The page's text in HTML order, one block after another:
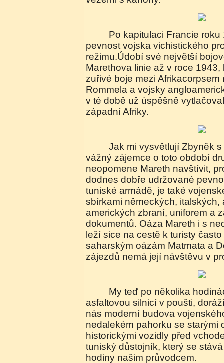
Po kapitulaci Francie roku 1940 převzala
pevnost vojska vichistického
režimu.Údobí své největší
Marethova linie až v roce
zuřivé boje mezi Afrikacorpsem
Rommela a vojsky
v té době už úspěšně
západní Afriky.
Jak mi vysvětlují Zbyněk s Mikulášem, žádný
vážný zájemce o toto období
neopomene Mareth navštívit,
dodnes dobře udržované
tuniské armádě, je také
sbírkami německých, italských,
amerických zbraní, uniforem a
dokumentů. Oáza Mareth i s
leží sice na cestě k turisty
saharským oázám Matmata a
zájezdů nemá její návštěvu v
My teď po několika hodinách jízdy solidní
asfaltovou silnicí v poušti,
nás moderní budova
nedalekém pahorku se starými
historickými vozidly před
tuniský důstojník, který se
hodiny našim průvodcem.